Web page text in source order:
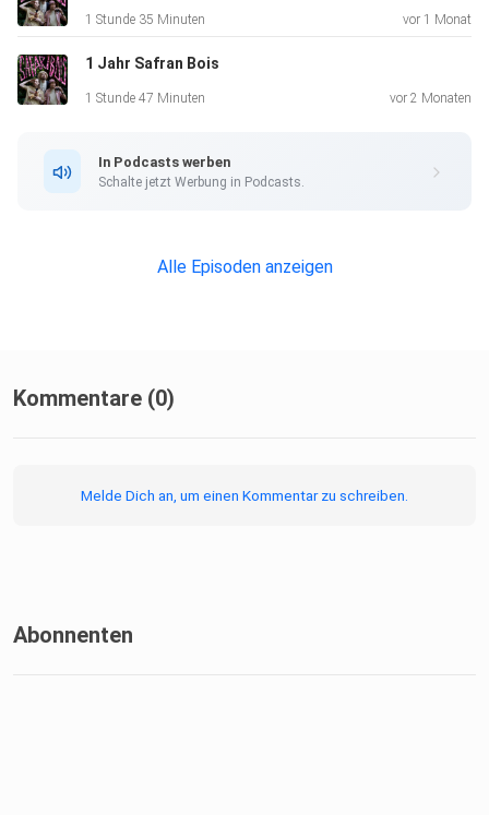
1 Stunde 35 Minuten vor 1 Monat
1 Jahr Safran Bois
1 Stunde 47 Minuten vor 2 Monaten
In Podcasts werben
Schalte jetzt Werbung in Podcasts.
Alle Episoden anzeigen
Kommentare (0)
Melde Dich an, um einen Kommentar zu schreiben.
Abonnenten